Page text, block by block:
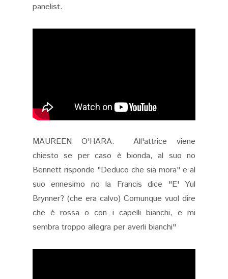
panelist.
MAUREEN O'HARA: All'attrice viene
chiesto se per caso è bionda, al suo no
Bennett risponde "Deduco che sia mora" e al
suo ennesimo no la Francis dice "E' Yul
Brynner? (che era calvo) Comunque vuol dire
che è rossa o con i capelli bianchi, e mi
sembra troppo allegra per averli bianchi"